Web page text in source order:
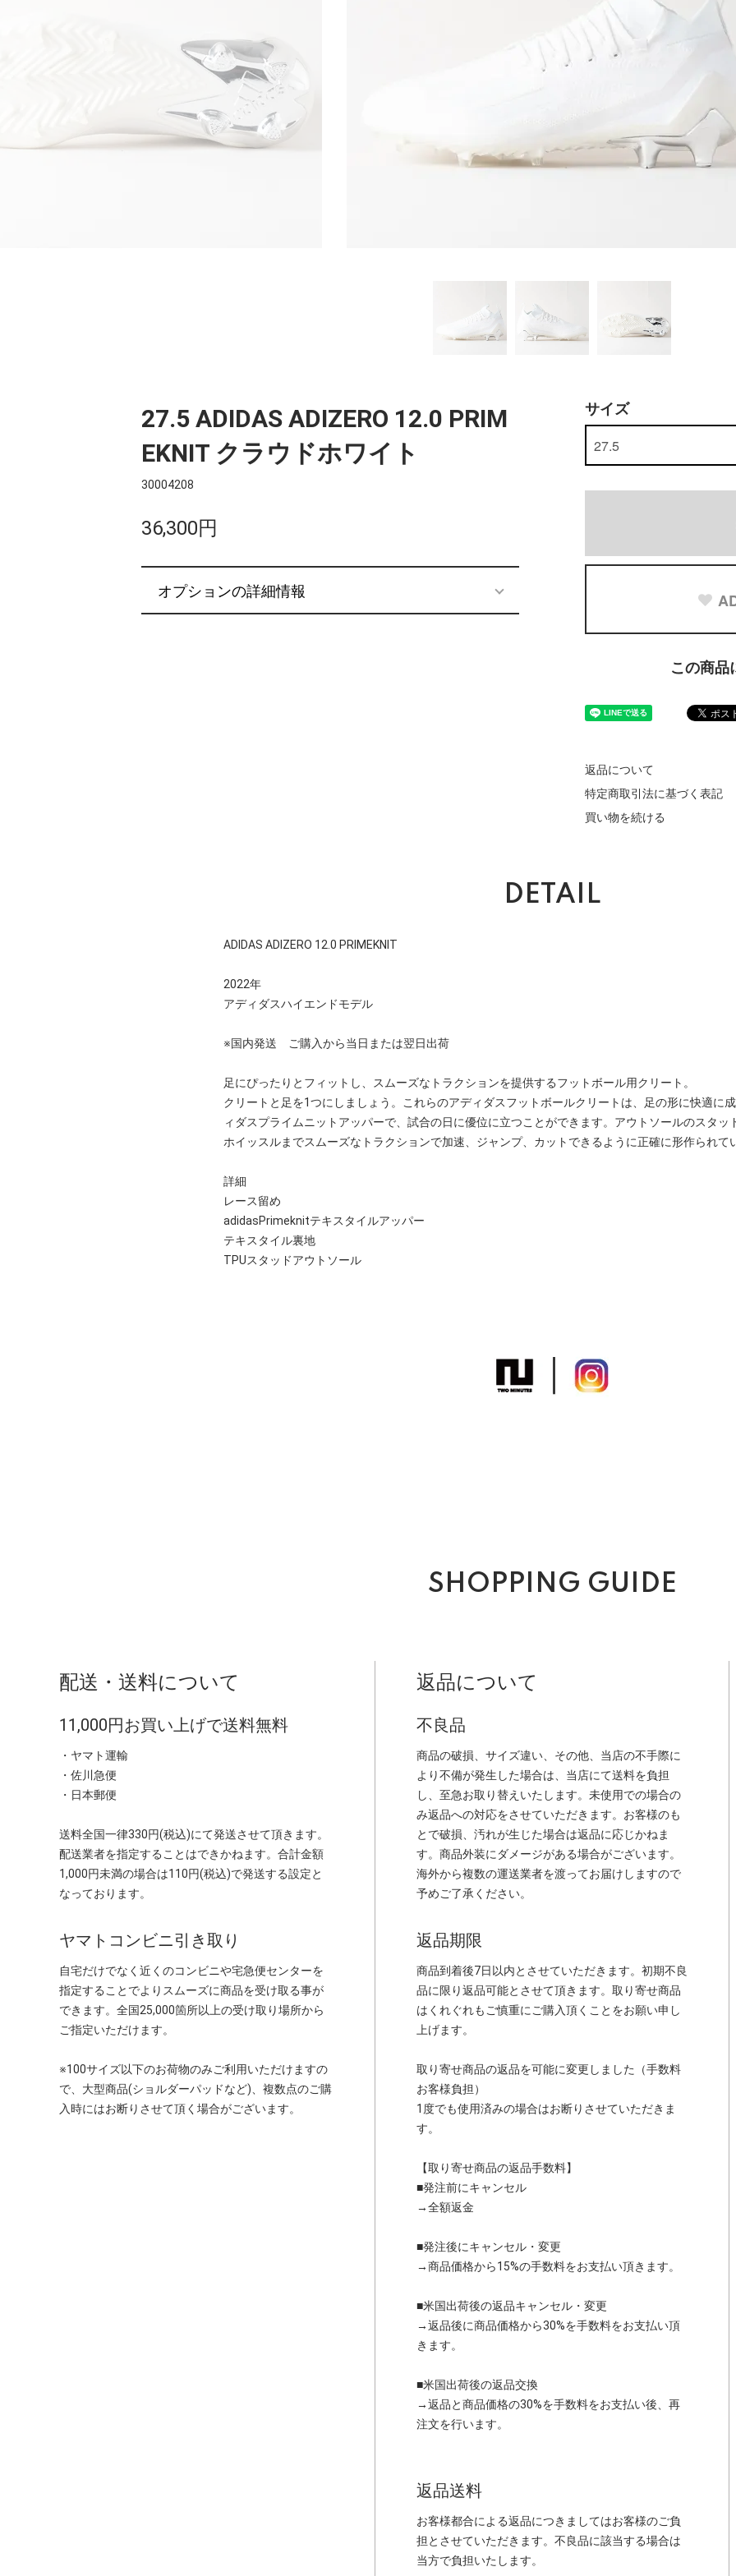
27.5 ADIDAS ADIZERO 12.0 PRIM
EKNIT クラウドホワイト
30004208
36,300円
オプションの詳細情報
サイズ
この商品
返品について
特定商取引法に基づく表記
買い物を続ける
DETAIL
ADIDAS ADIZERO 12.0 PRIMEKNIT
2022年
アディダスハイエンドモデル
※国内発送 ご購入から当日または翌日出荷
足にぴったりとフィットし、スムーズなトラクションを提供するフットボール用クリート。
クリートと足を1つにしましょう。これらのアディダスフットボールクリートは、足の形に快適に
ィダスプライムニットアッパーで、試合の日に優位に立つことができます。アウトソールのスタッ
ホイッスルまでスムーズなトラクションで加速、ジャンプ、カットできるように正確に形作られて
詳細
レース留め
adidasPrimeknitテキスタイルアッパー
テキスタイル裏地
TPUスタッドアウトソール
SHOPPING GUIDE
配送・送料について
11,000円お買い上げで送料無料
・ヤマト運輸
・佐川急便
・日本郵便
送料全国一律330円(税込)にて発送させて頂きます。
配送業者を指定することはできかねます。合計金額
1,000円未満の場合は110円(税込)で発送する設定と
なっております。
ヤマトコンビニ引き取り
自宅だけでなく近くのコンビニや宅急便センターを
指定することでよりスムーズに商品を受け取る事が
できます。全国25,000箇所以上の受け取り場所から
ご指定いただけます。
※100サイズ以下のお荷物のみご利用いただけますの
で、大型商品(ショルダーパッドなど)、複数点のご購
入時にはお断りさせて頂く場合がございます。
返品について
不良品
商品の破損、サイズ違い、その他、当店の不手際に
より不備が発生した場合は、当店にて送料を負担
し、至急お取り替えいたします。未使用での場合の
み返品への対応をさせていただきます。お客様のも
とで破損、汚れが生じた場合は返品に応じかねま
す。商品外装にダメージがある場合がございます。
海外から複数の運送業者を渡ってお届けしますので
予めご了承ください。
返品期限
商品到着後7日以内とさせていただきます。初期不良
品に限り返品可能とさせて頂きます。取り寄せ商品
はくれぐれもご慎重にご購入頂くことをお願い申し
上げます。
取り寄せ商品の返品を可能に変更しました（手数料
お客様負担）
1度でも使用済みの場合はお断りさせていただきま
す。
【取り寄せ商品の返品手数料】
■発注前にキャンセル
→全額返金
■発注後にキャンセル・変更
→商品価格から15%の手数料をお支払い頂きます。
■米国出荷後の返品キャンセル・変更
→返品後に商品価格から30%を手数料をお支払い頂
きます。
■米国出荷後の返品交換
→返品と商品価格の30%を手数料をお支払い後、再
注文を行います。
返品送料
お客様都合による返品につきましてはお客様のご負
担とさせていただきます。不良品に該当する場合は
当方で負担いたします。